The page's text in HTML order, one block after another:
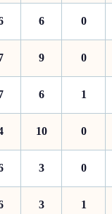
6 0
9 0
6 1
10 0
3 0
3 1